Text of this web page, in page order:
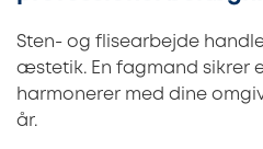
Sten- og flisearbejde
æstetik. En fagmand sikrer
harmonerer med dine
år.